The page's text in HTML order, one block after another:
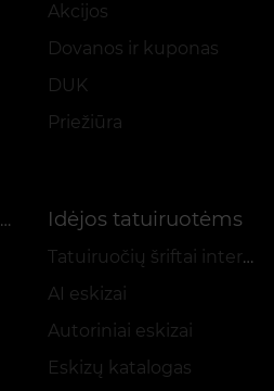
Akcijos
Dovanos ir kuponas
DUK
Priežiūra
Būsimiems meistrams
Idėjos tatuiruotėms
Tatuiruočių šriftai internetu
AI eskizai
Autoriniai eskizai
Eskizų katalogas